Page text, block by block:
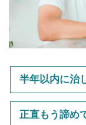
半年以内に治
正直もう諦め